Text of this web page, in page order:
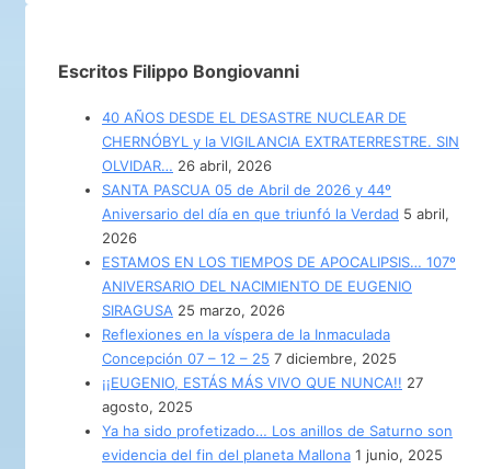
Escritos Filippo Bongiovanni
40 AÑOS DESDE EL DESASTRE NUCLEAR DE
CHERNÓBYL y la VIGILANCIA EXTRATERRESTRE. SIN
OLVIDAR… 26 abril, 2026
SANTA PASCUA 05 de Abril de 2026 y 44º
Aniversario del día en que triunfó la Verdad 5 abril,
2026
ESTAMOS EN LOS TIEMPOS DE APOCALIPSIS… 107º
ANIVERSARIO DEL NACIMIENTO DE EUGENIO
SIRAGUSA 25 marzo, 2026
Reflexiones en la víspera de la Inmaculada
Concepción 07 – 12 – 25 7 diciembre, 2025
¡¡EUGENIO, ESTÁS MÁS VIVO QUE NUNCA!! 27
agosto, 2025
Ya ha sido profetizado… Los anillos de Saturno son
evidencia del fin del planeta Mallona 1 junio, 2025